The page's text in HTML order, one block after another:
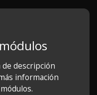
descripción
información